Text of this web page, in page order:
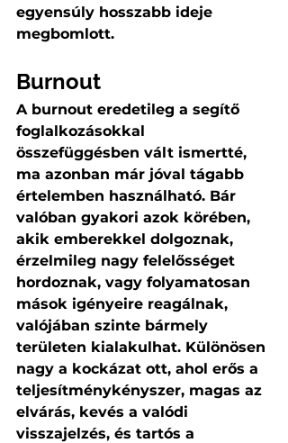
egyensúly hosszabb ideje
megbomlott.
Burnout
A burnout eredetileg a segítő
foglalkozásokkal
összefüggésben vált ismertté,
ma azonban már jóval tágabb
értelemben használható. Bár
valóban gyakori azok körében,
akik emberekkel dolgoznak,
érzelmileg nagy felelősséget
hordoznak, vagy folyamatosan
mások igényeire reagálnak,
valójában szinte bármely
területen kialakulhat. Különösen
nagy a kockázat ott, ahol erős a
teljesítménykényszer, magas az
elvárás, kevés a valódi
visszajelzés, és tartós a